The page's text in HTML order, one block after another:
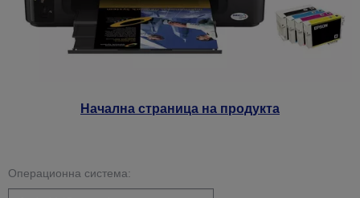
Начална страница на продукта
Операционна система: